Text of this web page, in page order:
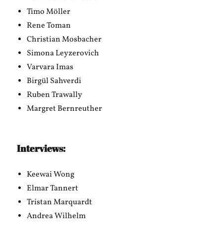
Timo Möller
Rene Toman
Christian Mosbacher
Simona Leyzerovich
Varvara Imas
Birgül Sahverdi
Ruben Trawally
Margret Bernreuther
Interviews:
Keewai Wong
Elmar Tannert
Tristan Marquardt
Andrea Wilhelm